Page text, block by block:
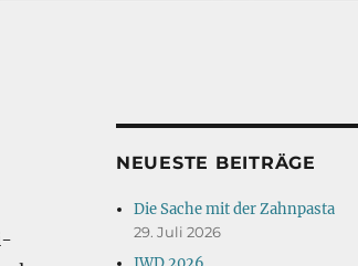
NEUESTE BEITRÄGE
Die Sache mit der Zahnpasta
29. Juli 2026